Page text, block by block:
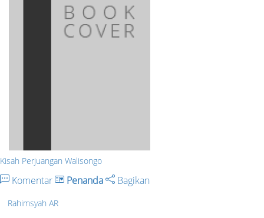
Kisah Perjuangan Walisongo
Komentar Penanda Bagikan
Rahimsyah AR